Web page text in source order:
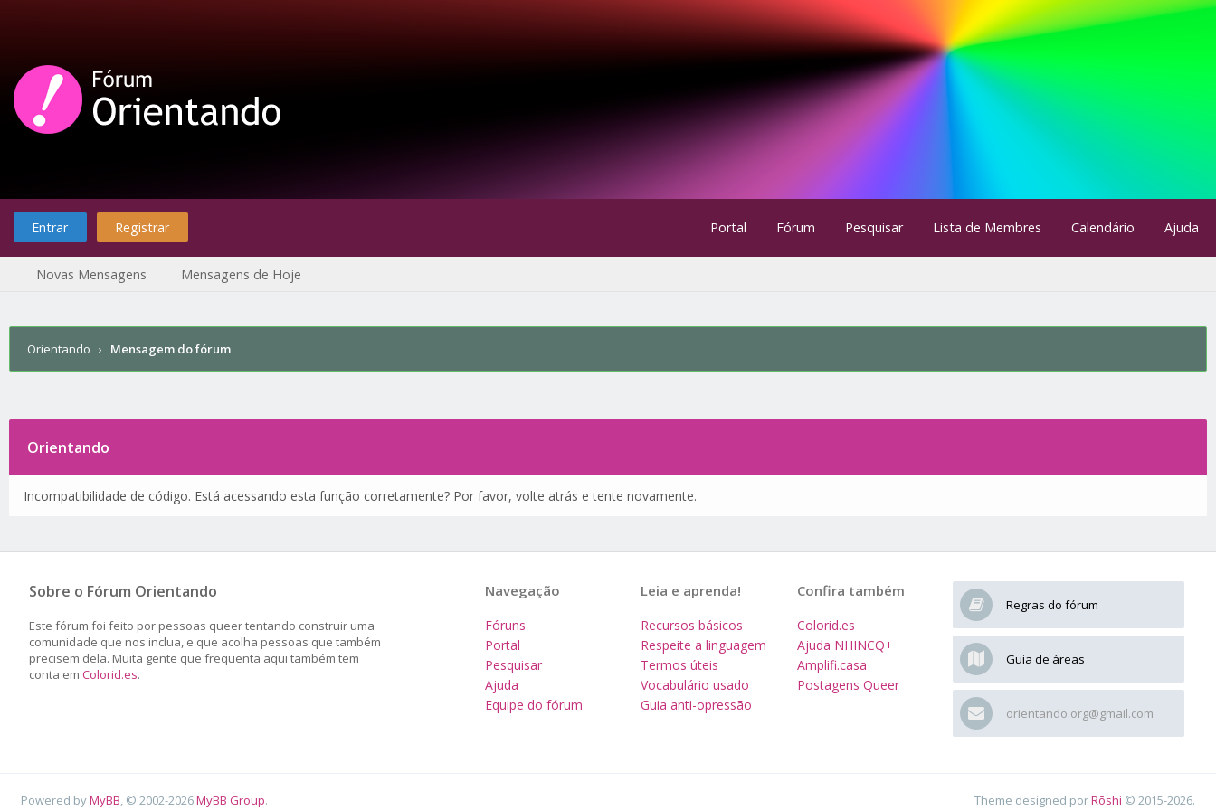
Entrar Registrar Portal Fórum Pesquisar Lista de Membres Calendário Ajuda
Novas Mensagens Mensagens de Hoje
Orientando › Mensagem do fórum
Orientando
Incompatibilidade de código. Está acessando esta função corretamente? Por favor, volte atrás e tente novamente.
Sobre o Fórum Orientando
Este fórum foi feito por pessoas queer tentando construir uma
comunidade que nos inclua, e que acolha pessoas que também
precisem dela. Muita gente que frequenta aqui também tem
conta em Colorid.es.
Regras do fórum
Guia de áreas
orientando.org@gmail.com
Confira também
Colorid.es
Ajuda NHINCQ+
Amplifi.casa
Postagens Queer
Leia e aprenda!
Recursos básicos
Respeite a linguagem
Termos úteis
Vocabulário usado
Guia anti-opressão
Navegação
Fóruns
Portal
Pesquisar
Ajuda
Equipe do fórum
Powered byMyBB , © 2002-2026MyBB Group. Theme designed porRōshi © 2015-2026.